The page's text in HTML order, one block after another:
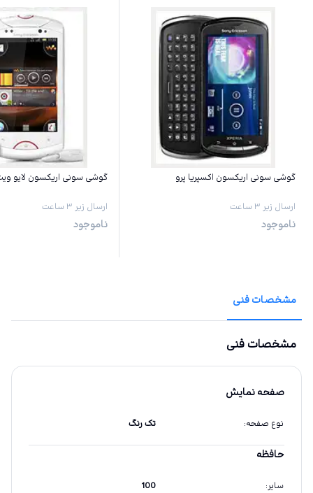
گوشی سونی اریکسون اکسپریا پرو
ارسال زیر ۳ ساعت
ناموجود
گوشی سونی اریکسون لایو
ارسال زیر ۳ ساعت
ناموجود
مشخصات فنی
مشخصات فنی
صفحه نمایش
نوع صفحه: تک رنگ
حافظه
سایر:
100